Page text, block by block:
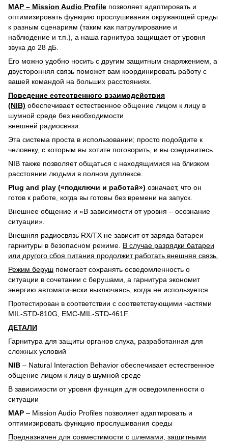
MAP – Mission Audio Profile позволяет адаптировать и
оптимизировать функцию прослушивания окружающей среды
к разным сценариям (таким как патрулирование и
наблюдение и т.п.), а наша гарнитура защищает от уровня
звука до 28 дБ.
Его можно удобно носить с другим защитным снаряжением, а
двусторонняя связь поможет вам координировать работу с
вашей командой на больших расстояниях.
Поведение естественного взаимодействия
(NIB) обеспечивает естественное общение лицом к лицу в
шумной среде без необходимости
внешней радиосвязи.
Эта система проста в использовании; просто подойдите к
человеку, с которым вы хотите поговорить, и вы соединитесь.
NIB также позволяет общаться с находящимися на близком
расстоянии людьми в полном дуплексе.
Plug and play («подключи и работай») означает, что он
готов к работе, когда вы готовы без времени на запуск.
Внешнее общение и «В зависимости от уровня – осознание
ситуации».
Внешняя радиосвязь RX/TX не зависит от заряда батареи
гарнитуры в безопасном режиме. В случае разрядки батареи
или другого сбоя питания продолжит работать внешняя связь.
Режим беруш помогает сохранять осведомленность о
ситуации в сочетании с берушами, а гарнитура экономит
энергию автоматически выключаясь, когда не используется.
Протестирован в соответствии с соответствующими частями
MIL-STD-810G, EMC-MIL-STD-461F.
ДЕТАЛИ
Гарнитура для защиты органов слуха, разработанная для
сложных условий
NIB – Natural Interaction Behavior обеспечивает естественное
общение лицом к лицу в шумной среде
В зависимости от уровня функция для осведомленности о
ситуации
MAP – Mission Audio Profiles позволяет адаптировать и
оптимизировать функцию прослушивания среды
Предназначен для совместимости с шлемами, защитными